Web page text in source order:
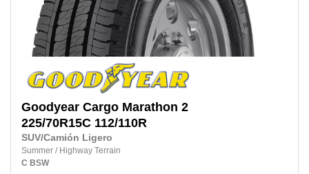
Goodyear Cargo Marathon 2
225/70R15C 112/110R
SUV/Camión Ligero
Summer / Highway Terrain
C BSW